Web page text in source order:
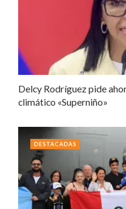
Delcy Rodríguez pide
climático «Superniño»
DESTACADAS